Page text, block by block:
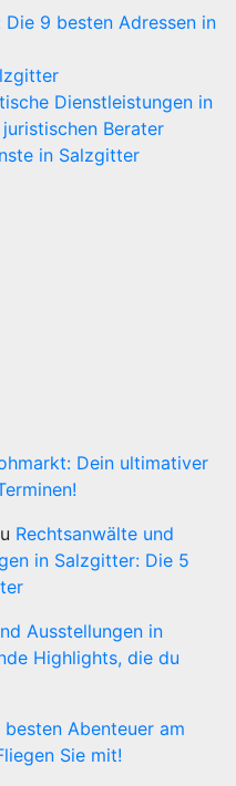
9 besten Adressen in
Dienstleistungen in
Berater
in Salzgitter
Dein ultimativer
Rechtsanwälte und
in Salzgitter: Die 5
Ausstellungen in
Highlights, die du
besten Abenteuer am
Sie mit!